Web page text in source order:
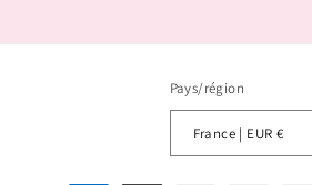
Pays/région
France | EUR €